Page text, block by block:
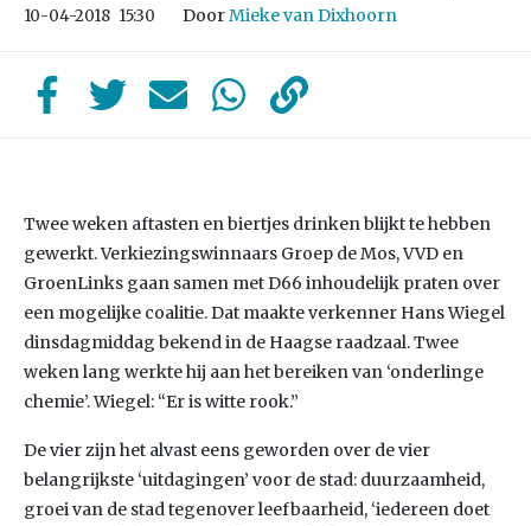
10-04-2018 15:30 DoorMieke van Dixhoorn
Twee weken aftasten en biertjes drinken blijkt te hebben
gewerkt. Verkiezingswinnaars Groep de Mos, VVD en
GroenLinks gaan samen met D66 inhoudelijk praten over
een mogelijke coalitie. Dat maakte verkenner Hans Wiegel
dinsdagmiddag bekend in de Haagse raadzaal. Twee
weken lang werkte hij aan het bereiken van ‘onderlinge
chemie’. Wiegel: “Er is witte rook.”
De vier zijn het alvast eens geworden over de vier
belangrijkste ‘uitdagingen’ voor de stad: duurzaamheid,
groei van de stad tegenover leefbaarheid, ‘iedereen doet